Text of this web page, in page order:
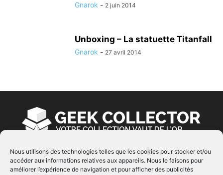
Nous utilisons des technologies telles que les cookies pour stocker et/ou
accéder aux informations relatives aux appareils. Nous le faisons pour
améliorer l’expérience de navigation et pour afficher des publicités
Gnarok - 2 juin 2014
Unboxing – La statuette Titanfall
Gnarok - 27 avril 2014
À PROPOS